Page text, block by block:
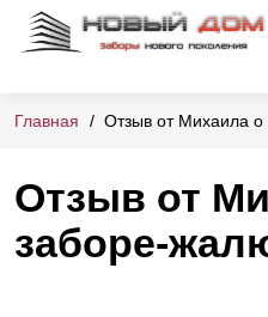
Главная Отзыв от Михаила
Отзыв от
заборе-